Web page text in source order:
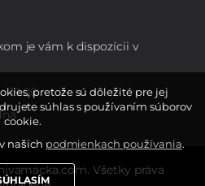
je vám k dispozícii v
19:00
Všetky práva
pretože sú dôležité pre jej
súhlas s používaním súborov
cookie.
našich podmienkach používania.